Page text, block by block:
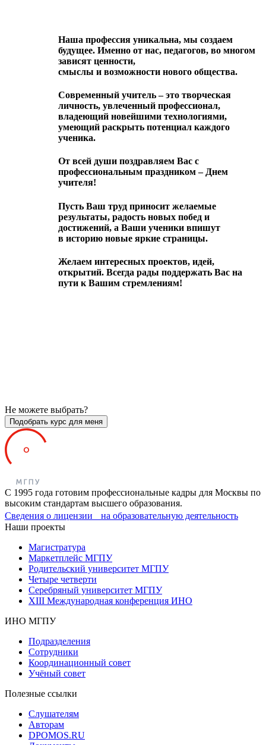
Наша профессия уникальна, мы создаем
будущее. Именно от нас, педагогов, во многом
зависят ценности,
смыслы и возможности нового общества.
Современный учитель – это творческая
личность, увлеченный профессионал,
владеющий новейшими технологиями,
умеющий раскрыть потенциал каждого
ученика.
От всей души поздравляем Вас с
профессиональным праздником – Днем
учителя!
Пусть Ваш труд приносит желаемые
результаты, радость новых побед и
достижений, а Ваши ученики впишут
в историю новые яркие страницы.
Желаем интересных проектов, идей,
открытий. Всегда рады поддержать Вас на
пути к Вашим стремлениям!
Не можете выбрать?
Подобрать курс для меня
С 1995 года готовим профессиональные кадры для Москвы по
высоким стандартам высшего образования.
Сведения о лицензии на образовательную деятельность
Наши проекты
Магистратура
Маркетплейс МГПУ
Родительский университет МГПУ
Четыре четверти
Серебряный университет МГПУ
XIII Международная конференция ИНО
ИНО МГПУ
Подразделения
Сотрудники
Координационный совет
Учёный совет
Полезные ссылки
Слушателям
Авторам
DPOMOS.RU